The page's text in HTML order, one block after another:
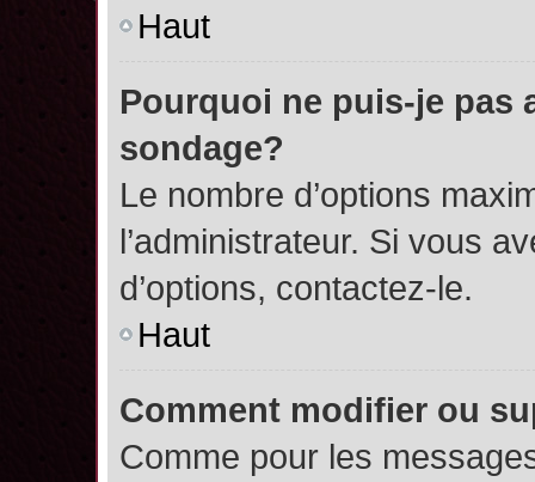
Haut
Pourquoi ne puis-je pas
sondage?
Le nombre d’options
l’administrateur. Si vous
d’options, contactez-le.
Haut
Comment modifier ou
Comme pour les